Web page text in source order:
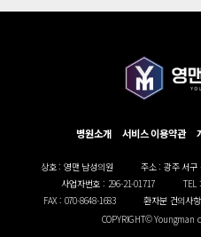
병원소개 서비스 이용약관
상호 : 영맨 남성의원 주소 : 광주 서구
사업자번호 : 296-21-01717
TEL
FAX : 070-8648-1683
환자분 건의사
COPYRIGHT©